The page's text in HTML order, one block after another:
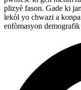
plizyè fason. Gade ki
lekòl yo chwazi a
enfòmasyon